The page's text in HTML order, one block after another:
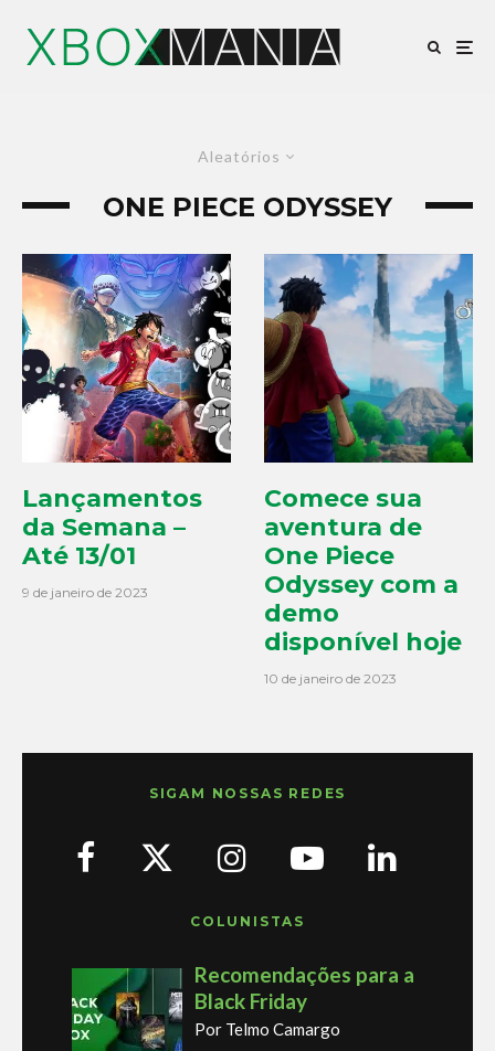
Aleatórios
ONE PIECE ODYSSEY
Lançamentos
da Semana –
Até 13/01
9 de janeiro de 2023
Comece sua
aventura de
One Piece
Odyssey com a
demo
disponível hoje
10 de janeiro de 2023
SIGAM NOSSAS REDES
COLUNISTAS
Recomendações para a
Black Friday
Por Telmo Camargo